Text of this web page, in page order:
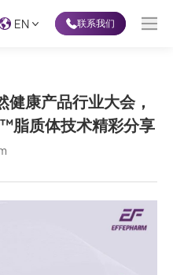
EN 联系我们
康产品行业大会，
脂质体技术精彩分享